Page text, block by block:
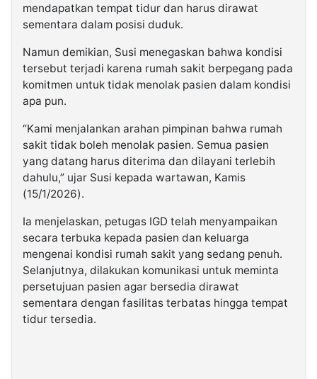
mendapatkan tempat tidur dan harus dirawat
sementara dalam posisi duduk.
Namun demikian, Susi menegaskan bahwa kondisi
tersebut terjadi karena rumah sakit berpegang pada
komitmen untuk tidak menolak pasien dalam kondisi
apa pun.
“Kami menjalankan arahan pimpinan bahwa rumah
sakit tidak boleh menolak pasien. Semua pasien
yang datang harus diterima dan dilayani terlebih
dahulu,” ujar Susi kepada wartawan, Kamis
(15/1/2026).
Ia menjelaskan, petugas IGD telah menyampaikan
secara terbuka kepada pasien dan keluarga
mengenai kondisi rumah sakit yang sedang penuh.
Selanjutnya, dilakukan komunikasi untuk meminta
persetujuan pasien agar bersedia dirawat
sementara dengan fasilitas terbatas hingga tempat
tidur tersedia.